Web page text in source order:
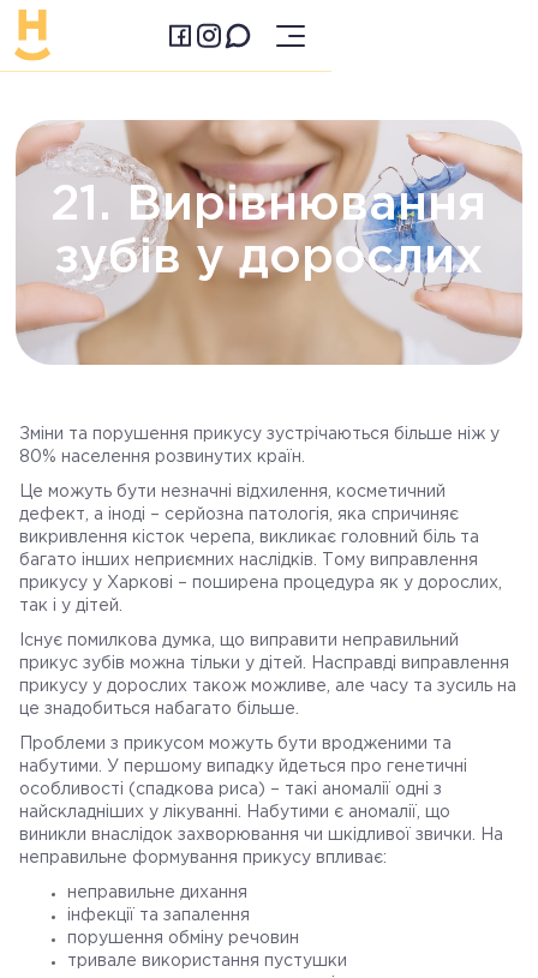
21. Вирівнювання
зубів у дорослих
Зміни та порушення прикусу зустрічаються більше ніж у
80% населення розвинутих країн.
Це можуть бути незначні відхилення, косметичний
дефект, а іноді – серйозна патологія, яка спричиняє
викривлення кісток черепа, викликає головний біль та
багато інших неприємних наслідків. Тому виправлення
прикусу у Харкові – поширена процедура як у дорослих,
так і у дітей.
Існує помилкова думка, що виправити неправильний
прикус зубів можна тільки у дітей. Насправді виправлення
прикусу у дорослих також можливе, але часу та зусиль на
це знадобиться набагато більше.
Проблеми з прикусом можуть бути вродженими та
набутими. У першому випадку йдеться про генетичні
особливості (спадкова риса) – такі аномалії одні з
найскладніших у лікуванні. Набутими є аномалії, що
виникли внаслідок захворювання чи шкідливої ​​звички. На
неправильне формування прикусу впливає:
неправильне дихання
інфекції та запалення
порушення обміну речовин
тривале використання пустушки